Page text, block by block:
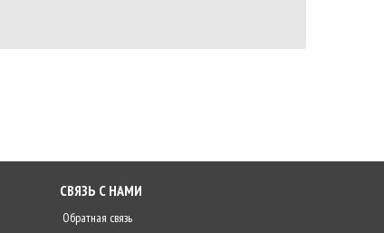
СВЯЗЬ С НАМИ
Обратная связь